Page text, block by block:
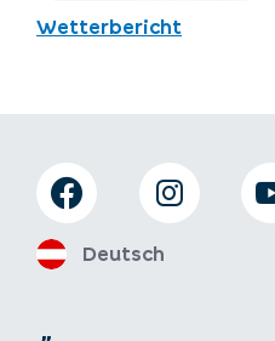
Wetterbericht
Deutsch